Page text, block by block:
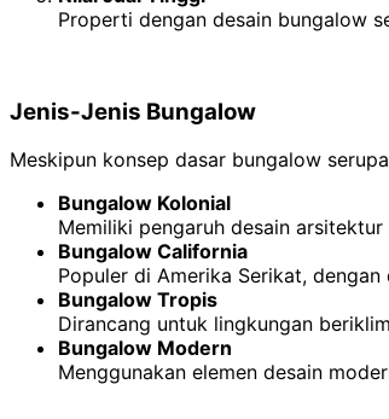
Properti dengan desain bungalow
Jenis-Jenis Bungalow
Meskipun konsep dasar bungalow
Bungalow Kolonial
Memiliki pengaruh desain
Bungalow California
Populer di Amerika Serikat,
Bungalow Tropis
Dirancang untuk lingkungan
Bungalow Modern
Menggunakan elemen desain